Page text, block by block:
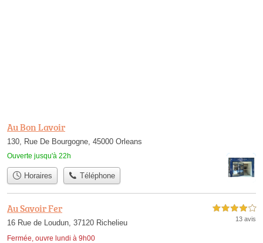
Au Bon Lavoir
130, Rue De Bourgogne, 45000 Orleans
Ouverte jusqu'à 22h
Horaires Téléphone
Au Savoir Fer
16 Rue de Loudun, 37120 Richelieu
Fermée, ouvre lundi à 9h00
4,0 étoiles sur 5
13 avis